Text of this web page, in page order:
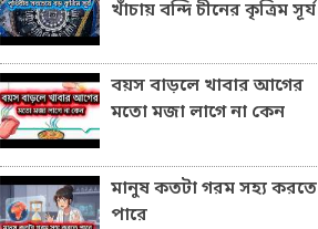
খাঁচায় বন্দি চীনের কৃত্রিম সূর্য
বয়স বাড়লে খাবার আগের
মতো মজা লাগে না কেন
মানুষ কতটা গরম সহ্য করতে
পারে